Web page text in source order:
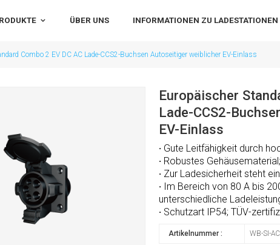
ÜBER UNS INFORMATIONEN ZU LADESTATIONEN
Combo 2 EV DC AC Lade-CCS2-Buchsen Autoseitiger weiblicher EV-Einlass
Europäischer
Lade-CCS2-
EV-Einlass
· Gute Leitfähigkeit durch
· Robustes Gehäusematerial;
· Zur Ladesicherheit steht
· Im Bereich von 80 A bis
unterschiedliche
· Schutzart IP54; TÜV-
Artikelnummer : WB-SI-